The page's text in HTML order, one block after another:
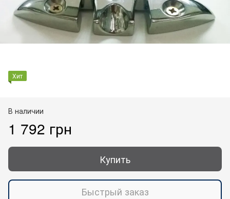
Хит
В наличии
1 792 грн
Купить
Быстрый заказ